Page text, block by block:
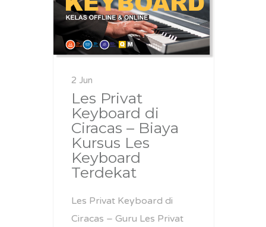
2 Jun
Les Privat
Keyboard di
Ciracas – Biaya
Kursus Les
Keyboard
Terdekat
Les Privat Keyboard di
Ciracas – Guru Les Privat